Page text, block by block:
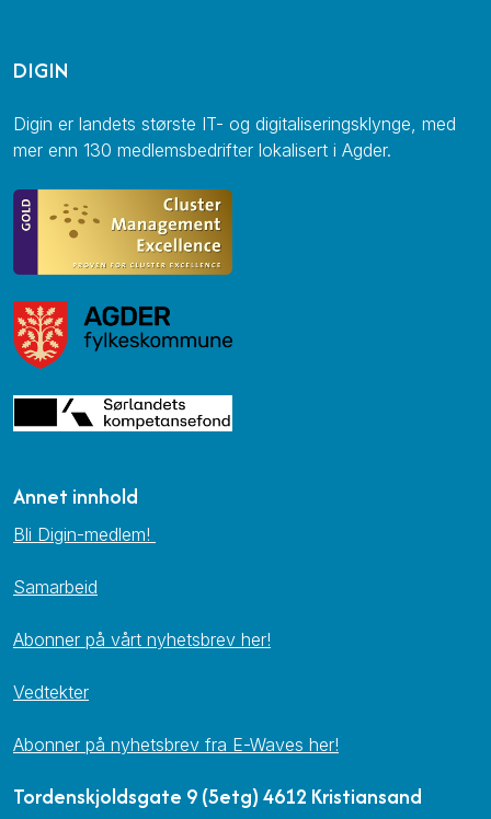
DIGIN
Digin er landets største IT- og digitaliseringsklynge, med
mer enn 130 medlemsbedrifter lokalisert i Agder.
Annet innhold
Bli Digin-medlem!
Samarbeid
Abonner på vårt nyhetsbrev her!
Vedtekter
Abonner på nyhetsbrev fra E-Waves her!
Tordenskjoldsgate 9 (5etg) 4612 Kristiansand